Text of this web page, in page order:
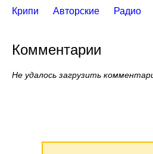
Крипи Авторские Радио
Комментарии
Не удалось загрузить